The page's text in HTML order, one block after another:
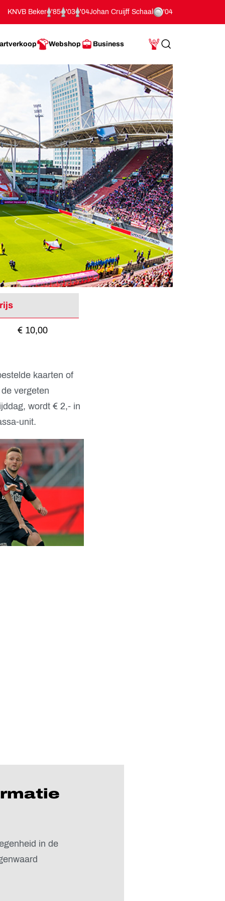
KNVB Beker '85 '03 '04Johan Cruijff Schaal '04
Webshop Business
Mijn Account
Search
€ 10,00
kaarten of
vergeten
wordt € 2,- in
unit.
in de